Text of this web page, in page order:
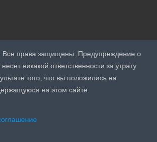
Все права защищены. Предупреждение о
никакой ответственности за утрату
того, что вы положились на
на этом сайте.